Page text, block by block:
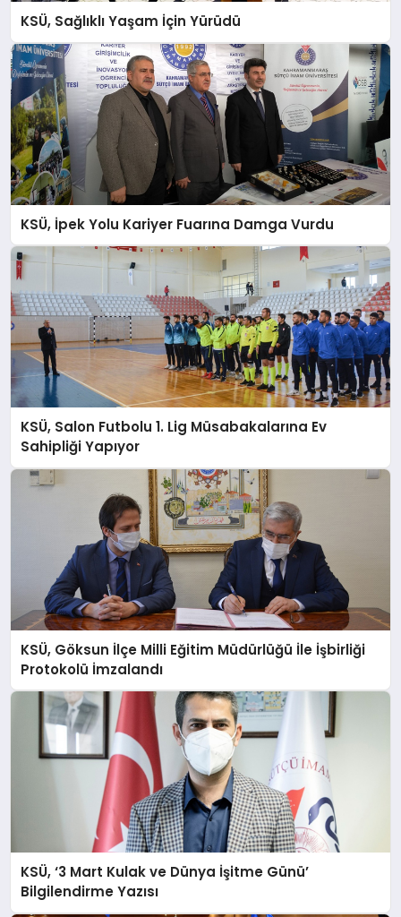
YAZARLAR
KÜNYE
KSÜ, Sağlıklı Yaşam İçin Yürüdü
KSÜ, İpek Yolu Kariyer Fuarına Damga Vurdu
KSÜ, Salon Futbolu 1. Lig Müsabakalarına Ev
Sahipliği Yapıyor
KSÜ, Göksun İlçe Milli Eğitim Müdürlüğü İle İşbirliği
Protokolü İmzalandı
KSÜ, ‘3 Mart Kulak ve Dünya İşitme Günü’
Bilgilendirme Yazısı